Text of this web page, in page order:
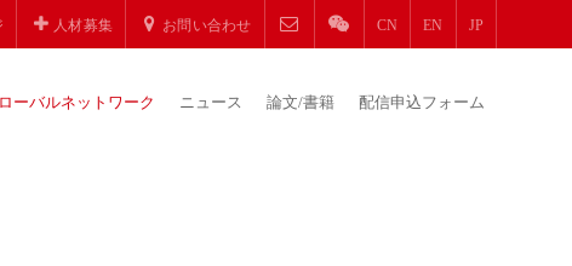
人材募集 お問い合わせ CN EN JP
ーバルネットワーク ニュース 論文/書籍 配信申込フォーム